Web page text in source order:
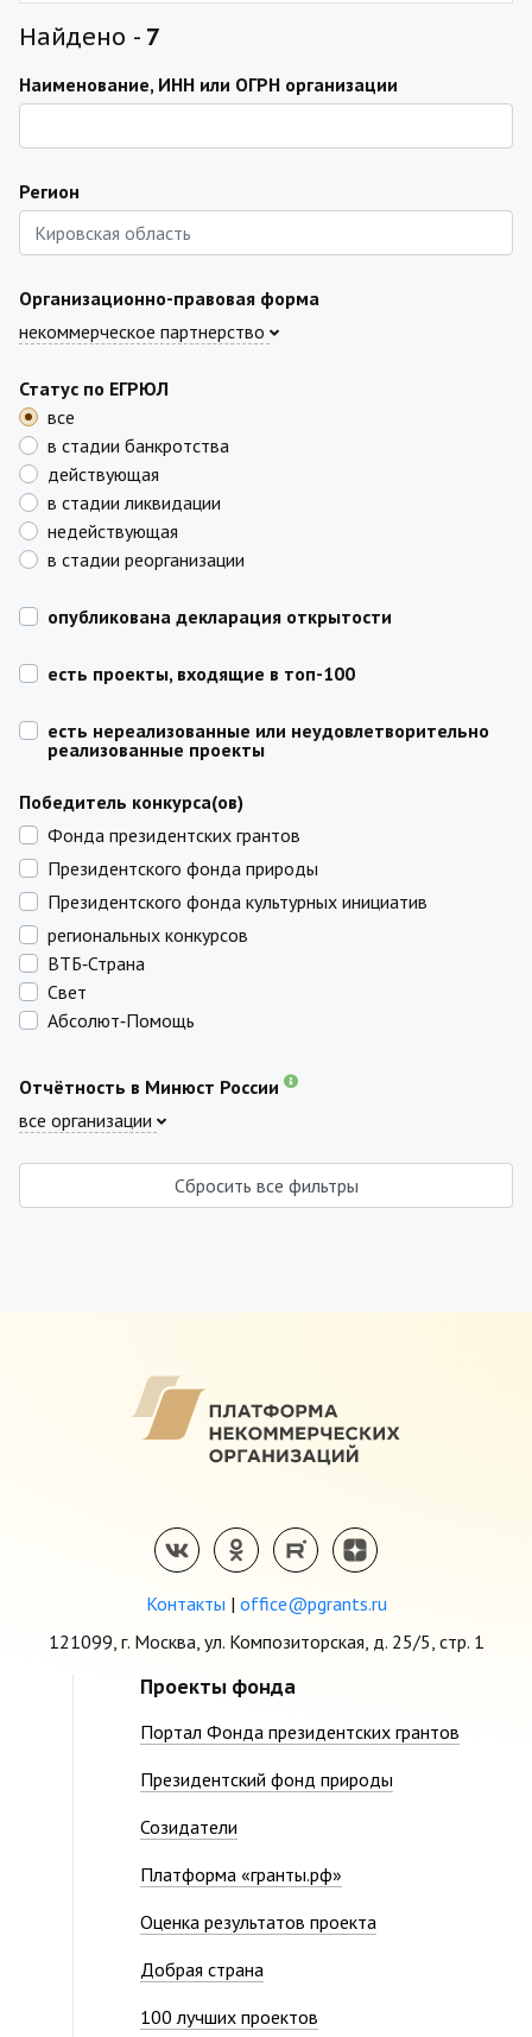
Найдено - 7
Наименование, ИНН или ОГРН организации
Регион
Организационно-правовая форма
некоммерческое партнерство
Статус по ЕГРЮЛ
все
в стадии банкротства
действующая
в стадии ликвидации
недействующая
в стадии реорганизации
опубликована декларация открытости
есть проекты, входящие в топ-100
есть нереализованные или неудовлетворительно
реализованные проекты
Победитель конкурса(ов)
Фонда президентских грантов
Президентского фонда природы
Президентского фонда культурных инициатив
региональных конкурсов
ВТБ‑Страна
Свет
Абсолют‑Помощь
Отчётность в Минюст России
все организации
Сбросить все фильтры
Контакты | office@pgrants.ru
121099, г. Москва, ул. Композиторская, д. 25/5, стр. 1
Проекты фонда
Портал Фонда президентских грантов
Президентский фонд природы
Созидатели
Платформа «гранты.рф»
Оценка результатов проекта
Добрая страна
100 лучших проектов